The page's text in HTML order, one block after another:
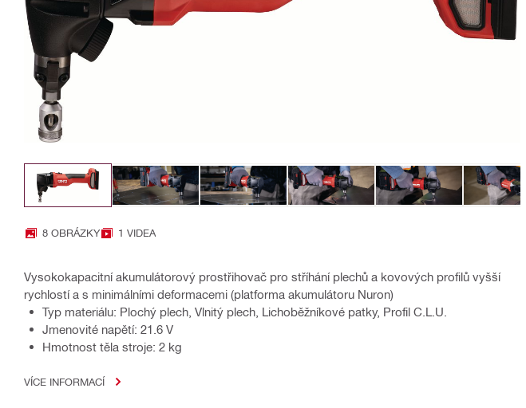
8 OBRÁZKY 1 VIDEA
Vysokokapacitní akumulátorový prostřihovač pro stříhání plechů a kovových profilů vyšší
rychlostí a s minimálními deformacemi (platforma akumulátoru Nuron)
Typ materiálu: Plochý plech, Vlnitý plech, Lichoběžníkové patky, Profil C.L.U.
Jmenovité napětí: 21.6 V
Hmotnost těla stroje: 2 kg
VÍCE INFORMACÍ